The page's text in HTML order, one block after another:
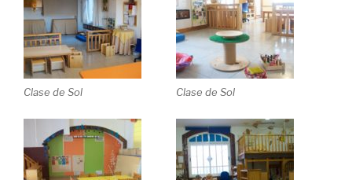
Clase de Sol Clase de Sol